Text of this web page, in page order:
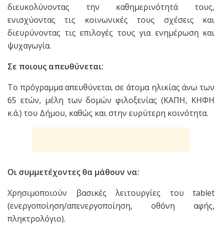
διευκολύνοντας την καθημερινότητά τους,
ενισχύοντας τις κοινωνικές τους σχέσεις και
διευρύνοντας τις επιλογές τους για ενημέρωση και
ψυχαγωγία.
Σε ποιους απευθύνεται:
Το πρόγραμμα απευθύνεται σε άτομα ηλικίας άνω των
65 ετών, μέλη των δομών φιλοξενίας (ΚΑΠΗ, ΚΗΦΗ
κ.ά.) του Δήμου, καθώς και στην ευρύτερη κοινότητα.
Οι συμμετέχοντες θα μάθουν να:
Χρησιμοποιούν βασικές λειτουργίες του tablet
(ενεργοποίηση/απενεργοποίηση, οθόνη αφής,
πληκτρολόγιο).